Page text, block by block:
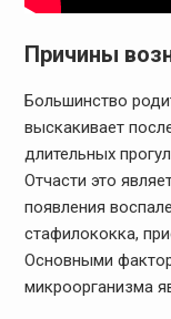
Причины
Большинство
выскакивает
длительных
Отчасти это
появления
стафилококка,
Основными
микроорганизма